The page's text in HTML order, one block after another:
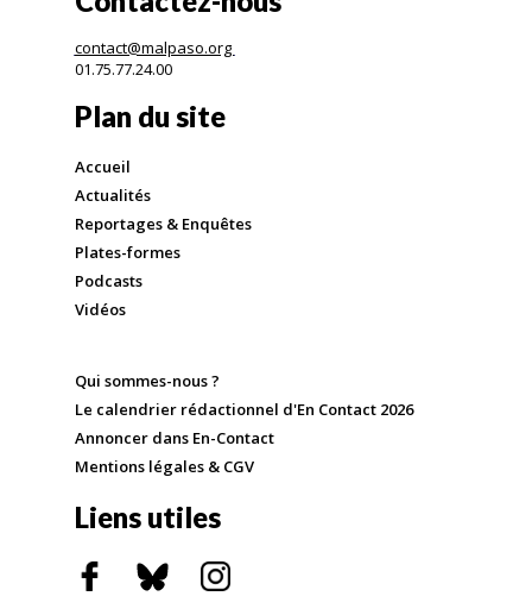
contact@malpaso.org
01.75.77.24.00
Plan du site
Accueil
Actualités
Reportages & Enquêtes
Plates-formes
Podcasts
Vidéos
Qui sommes-nous ?
Le calendrier rédactionnel d'En Contact 2026
Annoncer dans En-Contact
Mentions légales & CGV
Liens utiles